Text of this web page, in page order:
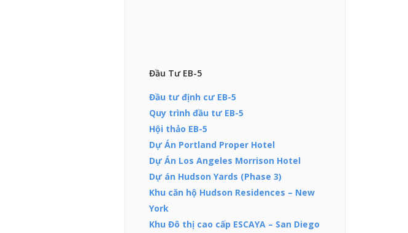
Đầu Tư EB-5
Đầu tư định cư EB-5
Quy trình đầu tư EB-5
Hội thảo EB-5
Dự Án Portland Proper Hotel
Dự Án Los Angeles Morrison Hotel
Dự án Hudson Yards (Phase 3)
Khu căn hộ Hudson Residences – New
York
Khu Đô thị cao cấp ESCAYA – San Diego